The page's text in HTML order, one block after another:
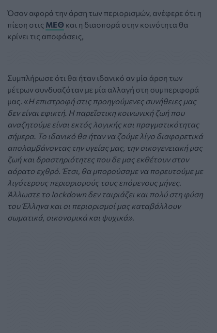
Όσον αφορά την άρση των περιορισμών, ανέφερε ότι η
πίεση στις ΜΕΘ και η διασπορά στην κοινότητα θα
κρίνει τις αποφάσεις,
Συμπλήρωσε ότι θα ήταν ιδανικό αν μία άρση των
μέτρων συνδυαζόταν με μία αλλαγή στη συμπεριφορά
μας. «Η επιστροφή στις προηγούμενες συνήθειες μας
δεν είναι εφικτή. Η παρεΐστικη κοινωνική ζωή που
αναζητούμε είναι εκτός λογικής και πραγματικότητας
σήμερα. Το ιδανικό θα ήταν να ζούμε λίγο διαφορετικά
απολαμβάνοντας την υγείας μας, την οικογενειακή μας
ζωή και δραστηριότητες που δε μας εκθέτουν στον
αόρατο εχθρό. Έτσι, θα μπορούσαμε να πορευτούμε με
λιγότερους περιορισμούς τους επόμενους μήνες.
Άλλωστε το lockdown δεν ταιριάζει και πολύ στη φύση
του Έλληνα και οι περιορισμοί μας καταβάλλουν
σωματικά, οικονομικά και ψυχικά».